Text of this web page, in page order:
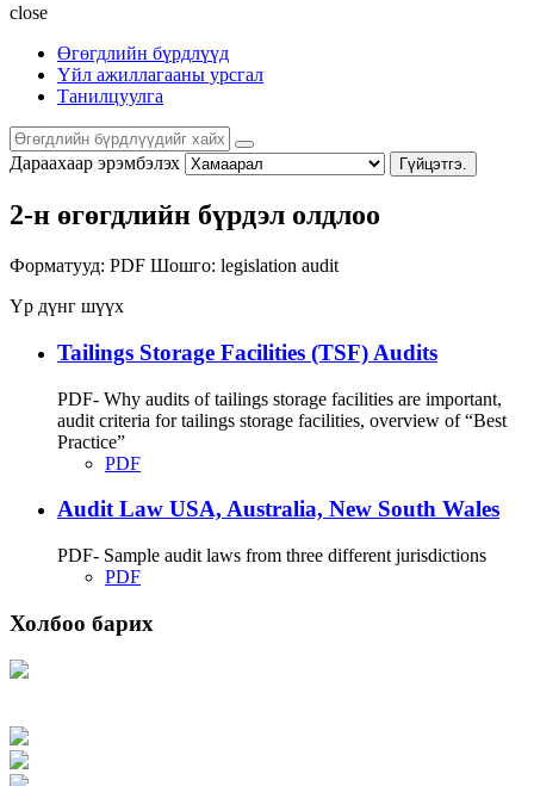
close
Өгөгдлийн бүрдлүүд
Үйл ажиллагааны урсгал
Танилцуулга
Дараахаар эрэмбэлэх Гүйцэтгэ.
2-н өгөгдлийн бүрдэл олдлоо
Форматууд: PDF Шошго: legislation audit
Үр дүнг шүүх
Tailings Storage Facilities (TSF) Audits
PDF- Why audits of tailings storage facilities are important,
audit criteria for tailings storage facilities, overview of “Best
Practice”
PDF
Audit Law USA, Australia, New South Wales
PDF- Sample audit laws from three different jurisdictions
PDF
Холбоо барих